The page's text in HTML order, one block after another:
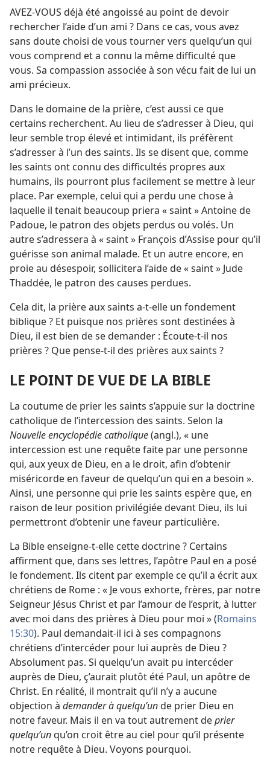
AVEZ-VOUS déjà été angoissé au point de devoir
rechercher l’aide d’un ami ? Dans ce cas, vous avez
sans doute choisi de vous tourner vers quelqu’un qui
vous comprend et a connu la même difficulté que
vous. Sa compassion associée à son vécu fait de lui un
ami précieux.
Dans le domaine de la prière, c’est aussi ce que
certains recherchent. Au lieu de s’adresser à Dieu, qui
leur semble trop élevé et intimidant, ils préfèrent
s’adresser à l’un des saints. Ils se disent que, comme
les saints ont connu des difficultés propres aux
humains, ils pourront plus facilement se mettre à leur
place. Par exemple, celui qui a perdu une chose à
laquelle il tenait beaucoup priera « saint » Antoine de
Padoue, le patron des objets perdus ou volés. Un
autre s’adressera à « saint » François d’Assise pour qu’il
guérisse son animal malade. Et un autre encore, en
proie au désespoir, sollicitera l’aide de « saint » Jude
Thaddée, le patron des causes perdues.
Cela dit, la prière aux saints a-t-elle un fondement
biblique ? Et puisque nos prières sont destinées à
Dieu, il est bien de se demander : Écoute-t-il nos
prières ? Que pense-t-il des prières aux saints ?
LE POINT DE VUE DE LA BIBLE
La coutume de prier les saints s’appuie sur la doctrine
catholique de l’intercession des saints. Selon la
Nouvelle encyclopédie catholique(angl.), « une
intercession est une requête faite par une personne
qui, aux yeux de Dieu, en a le droit, afin d’obtenir
miséricorde en faveur de quelqu’un qui en a besoin ».
Ainsi, une personne qui prie les saints espère que, en
raison de leur position privilégiée devant Dieu, ils lui
permettront d’obtenir une faveur particulière.
La Bible enseigne-t-elle cette doctrine ? Certains
affirment que, dans ses lettres, l’apôtre Paul en a posé
le fondement. Ils citent par exemple ce qu’il a écrit aux
chrétiens de Rome : « Je vous exhorte, frères, par notre
Seigneur Jésus Christ et par l’amour de l’esprit, à lutter
avec moi dans des prières à Dieu pour moi » (Romains
15:30). Paul demandait-il ici à ses compagnons
chrétiens d’intercéder pour lui auprès de Dieu ?
Absolument pas. Si quelqu’un avait pu intercéder
auprès de Dieu, ç’aurait plutôt été Paul, un apôtre de
Christ. En réalité, il montrait qu’il n’y a aucune
objection à demander à quelqu’unde prier Dieu en
notre faveur. Mais il en va tout autrement deprier
quelqu’unqu’on croit être au ciel pour qu’il présente
notre requête à Dieu. Voyons pourquoi.